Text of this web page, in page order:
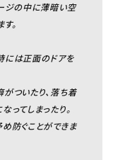
ジの中に薄暗い空
。
には正面のドアを
ついたり、落ち着
ってしまったり。
防ぐことができま